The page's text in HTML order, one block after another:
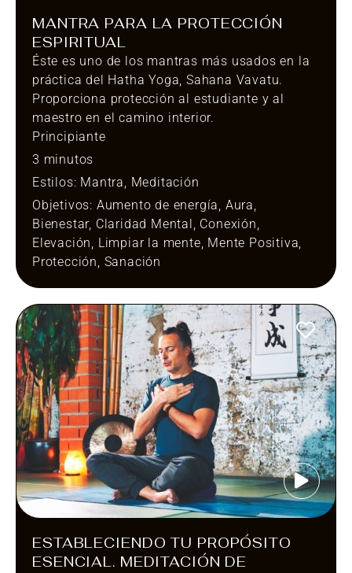
MANTRA PARA LA PROTECCIÓN
ESPIRITUAL
Éste es uno de los mantras más usados en la
práctica del Hatha Yoga, Sahana Vavatu.
Proporciona protección al estudiante y al
maestro en el camino interior.
Principiante
3 minutos
Estilos: Mantra, Meditación
Objetivos: Aumento de energía, Aura,
Bienestar, Claridad Mental, Conexión,
Elevación, Limpiar la mente, Mente Positiva,
Protección, Sanación
ESTABLECIENDO TU PROPÓSITO
ESENCIAL. MEDITACIÓN DE